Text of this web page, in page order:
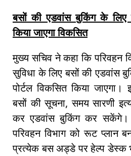
बसों की एडवांस बुकिंग के लिए
किया जाएगा विकसित
मुख्य सचिव ने कहा कि परिवहन
सुविधा के लिए बसों की एडवांस
पोर्टल विकसित किया
बसों की सूचना, समय सारणी
कर एडवांस बुकिंग कर सकेंगे।
परिवहन विभाग को रूट प्लान
प्रत्येक बस अड्डे पर हेल्प डेस्क